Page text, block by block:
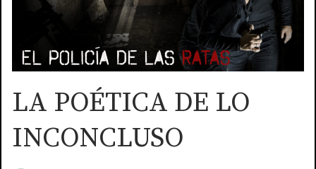
LA POÉTICA DE LO
INCONCLUSO